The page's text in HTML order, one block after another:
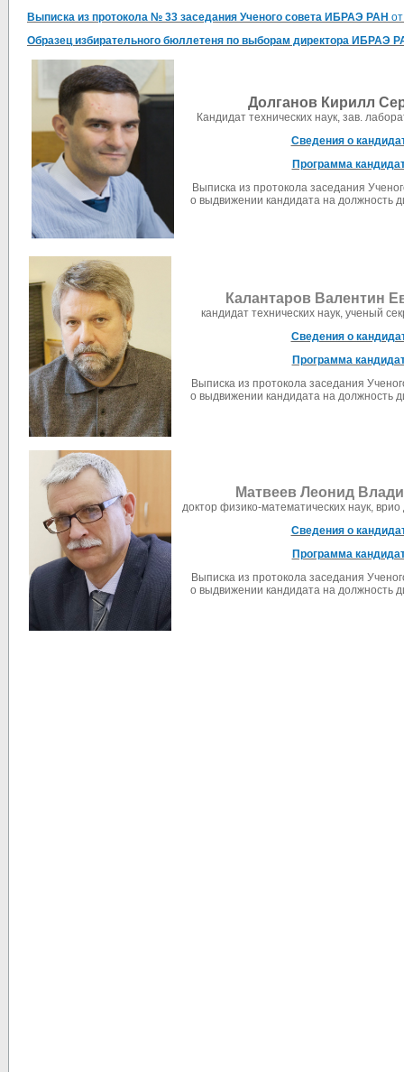
Выписка из протокола № 33 заседания Ученого совета ИБРАЭ РАН
Образец избирательного бюллетеня по выборам директора ИБРАЭ
Долганов Кирилл
Кандидат технических наук, зав.
Сведения о
Программа
Выписка из протокола заседания
о выдвижении кандидата на должность
Калантаров Валентин
кандидат технических наук, ученый
Сведения о
Программа
Выписка из протокола заседания
о выдвижении кандидата на должность
Матвеев Леонид
доктор физико-математических наук,
Сведения о
Программа
Выписка из протокола заседания
о выдвижении кандидата на должность